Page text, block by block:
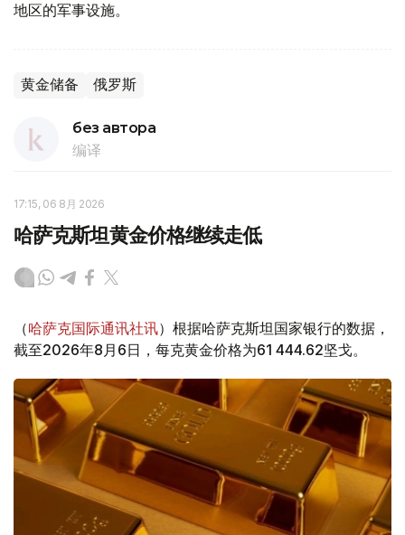
地区的军事设施。
黄金储备 俄罗斯
без автора
编译
17:15, 06 8月 2026
哈萨克斯坦黄金价格继续走低
（哈萨克国际通讯社讯）根据哈萨克斯坦国家银行的数据，
截至2026年8月6日，每克黄金价格为61 444.62坚戈。